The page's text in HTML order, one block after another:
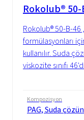
Rokolub® 50-
Rokolub® 50-B-46
formülasyonları
kullanılır. Suda
viskozite sınıfı
Kompozisyon
PAG, Suda